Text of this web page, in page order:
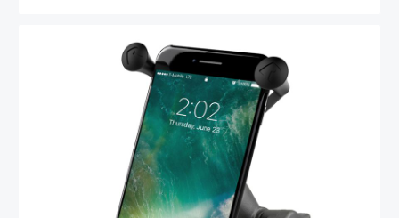
Gemiddelde waardering van 0 van 5 sterren
Ram Mounts X-Grip Telefoonhouder 0,5-1,25
voor E-Bike en motorfiets